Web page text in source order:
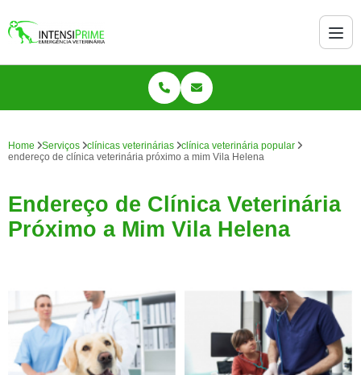
Home Serviços clínicas veterinárias
clínica veterinária popular
endereço de clínica veterinária próximo a mim Vila Helena
Endereço de Clínica Veterinária
Próximo a Mim Vila Helena